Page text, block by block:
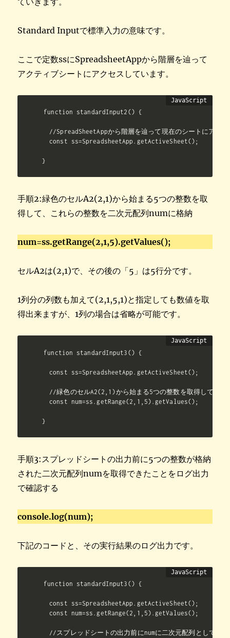
Standard Inputで標準入力の意味です。
ここで定数ssにSpreadsheetAppから階層を辿って
アクティブシートにアクセスしています。
function standardInput2() {
//SpreadSheetAppから階層を辿って現在のシートにアクセ
  const ss=SpreadsheetApp.getActiveSheet();
}
手順2:緑色のセルA2(2,1)から始まる5つの整数を取
得して、これらの整数を二次元配列numに格納
num=ss.getRange(2,1,5).getValues();
セルA2は(2,1)で、その後の「5」は5行分です。
1列分の列数も加えて(2,1,5,1)と指定しても数値を取
得出来ますが、1列の場合は省略が可能です。
function standardInput3() {
  const ss=SpreadsheetApp.getActiveSheet();
//緑色のセルA2(2,1)から始まる5つの整数を取得して二次
  const num=ss.getRange(2,1,5).getValues();
}
手順3:スプレッドシートの出力前に5つの整数が格納
された二次元配列numを取得できたことをログ出力
で確認する
console.log(num);
下記のコードと、その実行結果のログ出力です。
function standardInput3() {
  const ss=SpreadsheetApp.getActiveSheet();
  const num=ss.getRange(2,1,5).getValues();
//スプレッドシートの出力前にnumに二次元配列として5つ